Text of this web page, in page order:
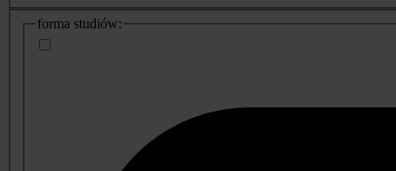
dodatkowe
informacje
forma studiów: